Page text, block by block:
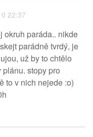
22:37
okruh paráda.. nikde
parádně tvrdý, je
už by to chtělo
stopy pro
to v nich nejede :o)